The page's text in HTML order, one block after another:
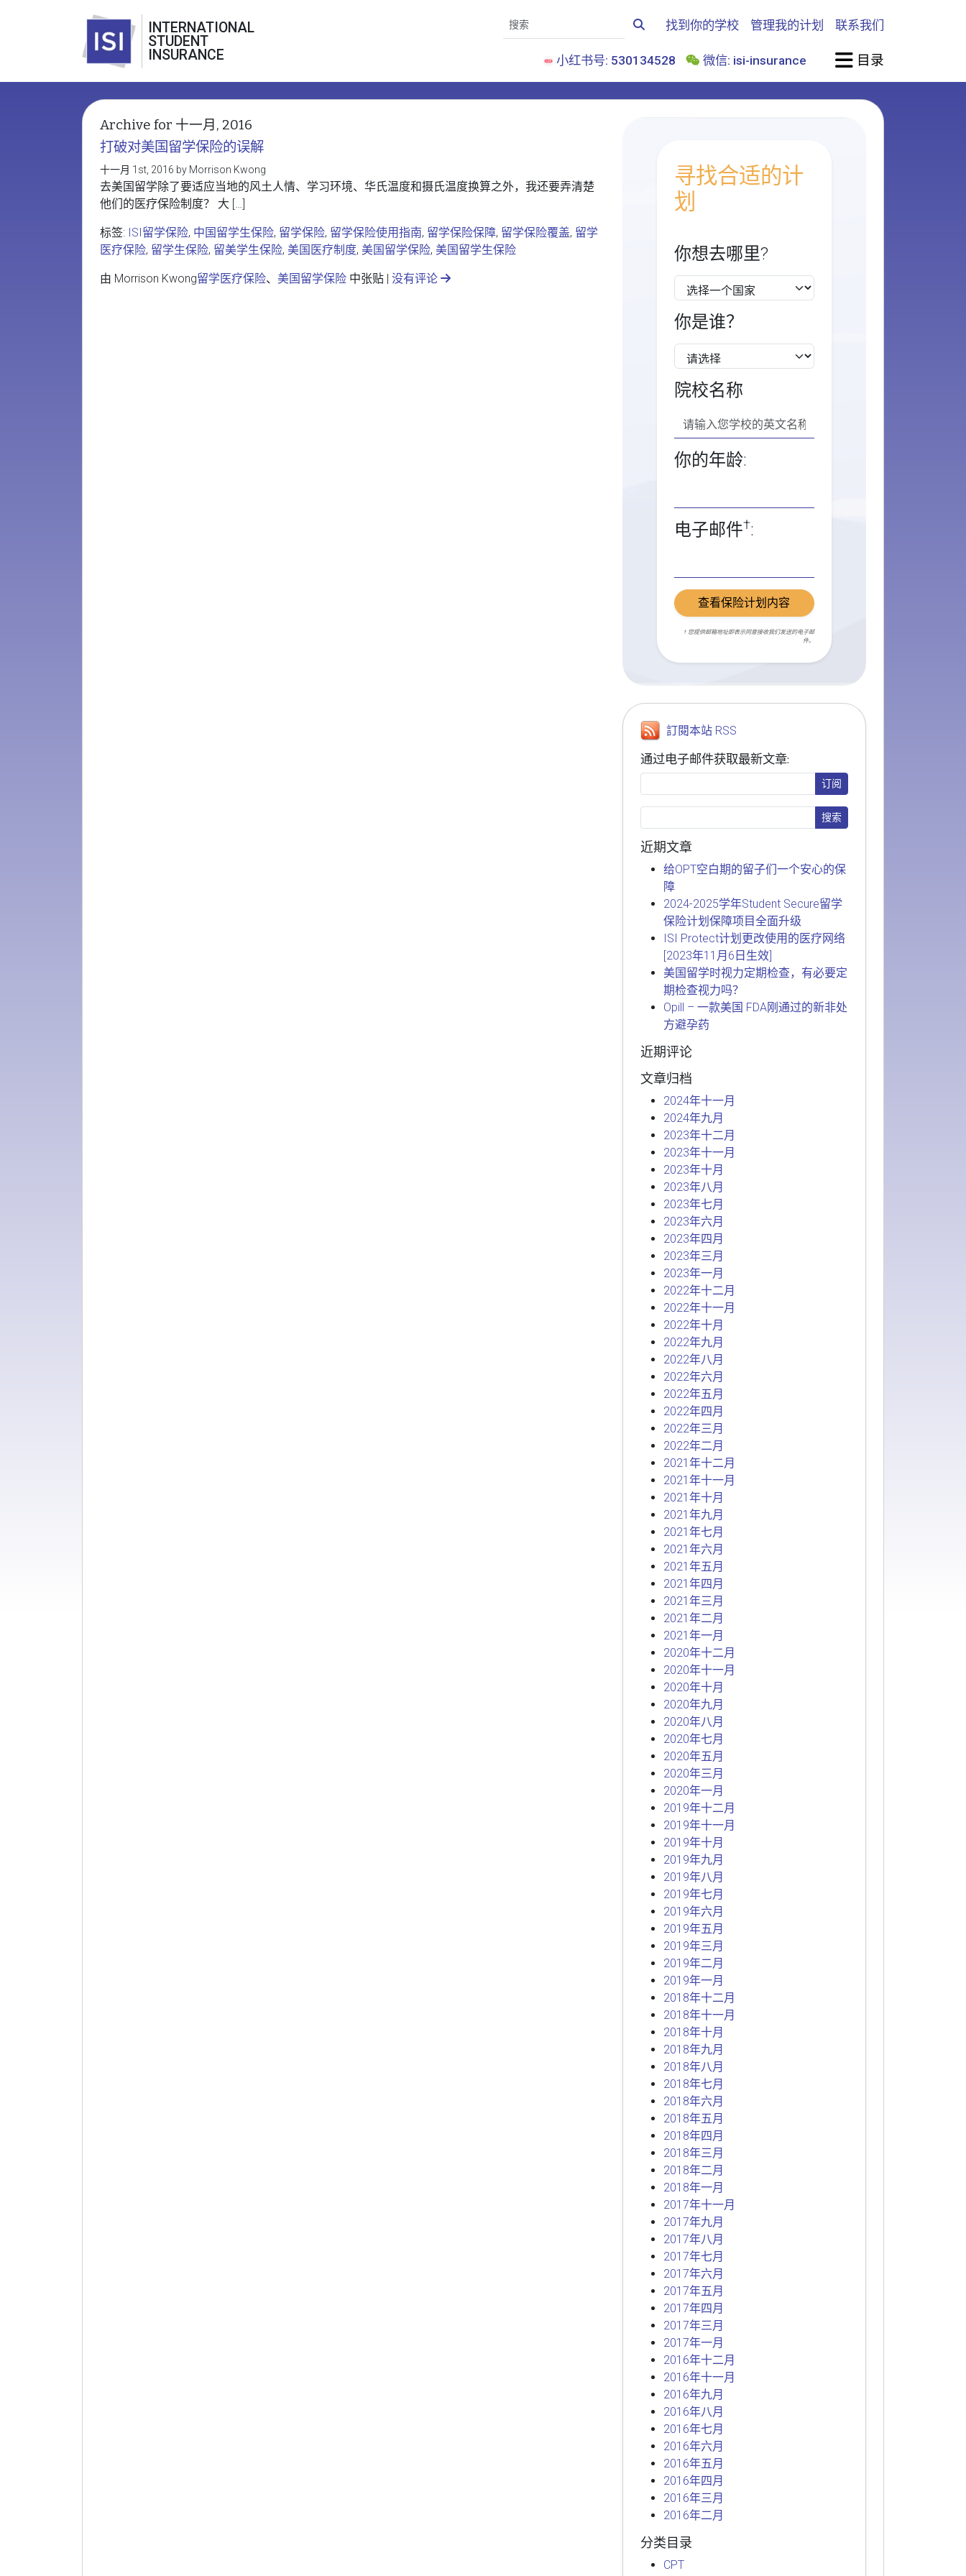
INTERNATIONAL
STUDENT
INSURANCE
找到你的学校 管理我的计划 联系我们
小红书号: 530134528 微信: isi-insurance 目录
Archive for 十一月, 2016
打破对美国留学保险的误解
十一月 1st, 2016 by Morrison Kwong
去美国留学除了要适应当地的风土人情、学习环境、华氏温度和摄氏温度换算之外，我还要弄清楚
他们的医疗保险制度？ 大 […]
标签: ISI留学保险, 中国留学生保险, 留学保险, 留学保险使用指南, 留学保险保障, 留学保险覆盖, 留学
医疗保险, 留学生保险, 留美学生保险, 美国医疗制度, 美国留学保险, 美国留学生保险
由 Morrison Kwong留学医疗保险、 美国留学保险 中张贴 | 没有评论
寻找合适的计
划
你想去哪里?
你是谁？
院校名称
你的年龄:
电子邮件†:
查看保险计划内容
† 您提供邮箱地址即表示同意接收我们发送的电子邮
件。
訂閱本站 RSS
通过电子邮件获取最新文章:
近期文章
给OPT空白期的留子们一个安心的保
障
2024-2025学年Student Secure留学
保险计划保障项目全面升级
ISI Protect计划更改使用的医疗网络
[2023年11月6日生效]
美国留学时视力定期检查，有必要定
期检查视力吗？
Opill – 一款美国 FDA刚通过的新非处
方避孕药
近期评论
文章归档
2024年十一月
2024年九月
2023年十二月
2023年十一月
2023年十月
2023年八月
2023年七月
2023年六月
2023年四月
2023年三月
2023年一月
2022年十二月
2022年十一月
2022年十月
2022年九月
2022年八月
2022年六月
2022年五月
2022年四月
2022年三月
2022年二月
2021年十二月
2021年十一月
2021年十月
2021年九月
2021年七月
2021年六月
2021年五月
2021年四月
2021年三月
2021年二月
2021年一月
2020年十二月
2020年十一月
2020年十月
2020年九月
2020年八月
2020年七月
2020年五月
2020年三月
2020年一月
2019年十二月
2019年十一月
2019年十月
2019年九月
2019年八月
2019年七月
2019年六月
2019年五月
2019年三月
2019年二月
2019年一月
2018年十二月
2018年十一月
2018年十月
2018年九月
2018年八月
2018年七月
2018年六月
2018年五月
2018年四月
2018年三月
2018年二月
2018年一月
2017年十一月
2017年九月
2017年八月
2017年七月
2017年六月
2017年五月
2017年四月
2017年三月
2017年一月
2016年十二月
2016年十一月
2016年九月
2016年八月
2016年七月
2016年六月
2016年五月
2016年四月
2016年三月
2016年二月
分类目录
CPT